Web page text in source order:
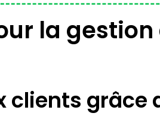
la gestion
grâce